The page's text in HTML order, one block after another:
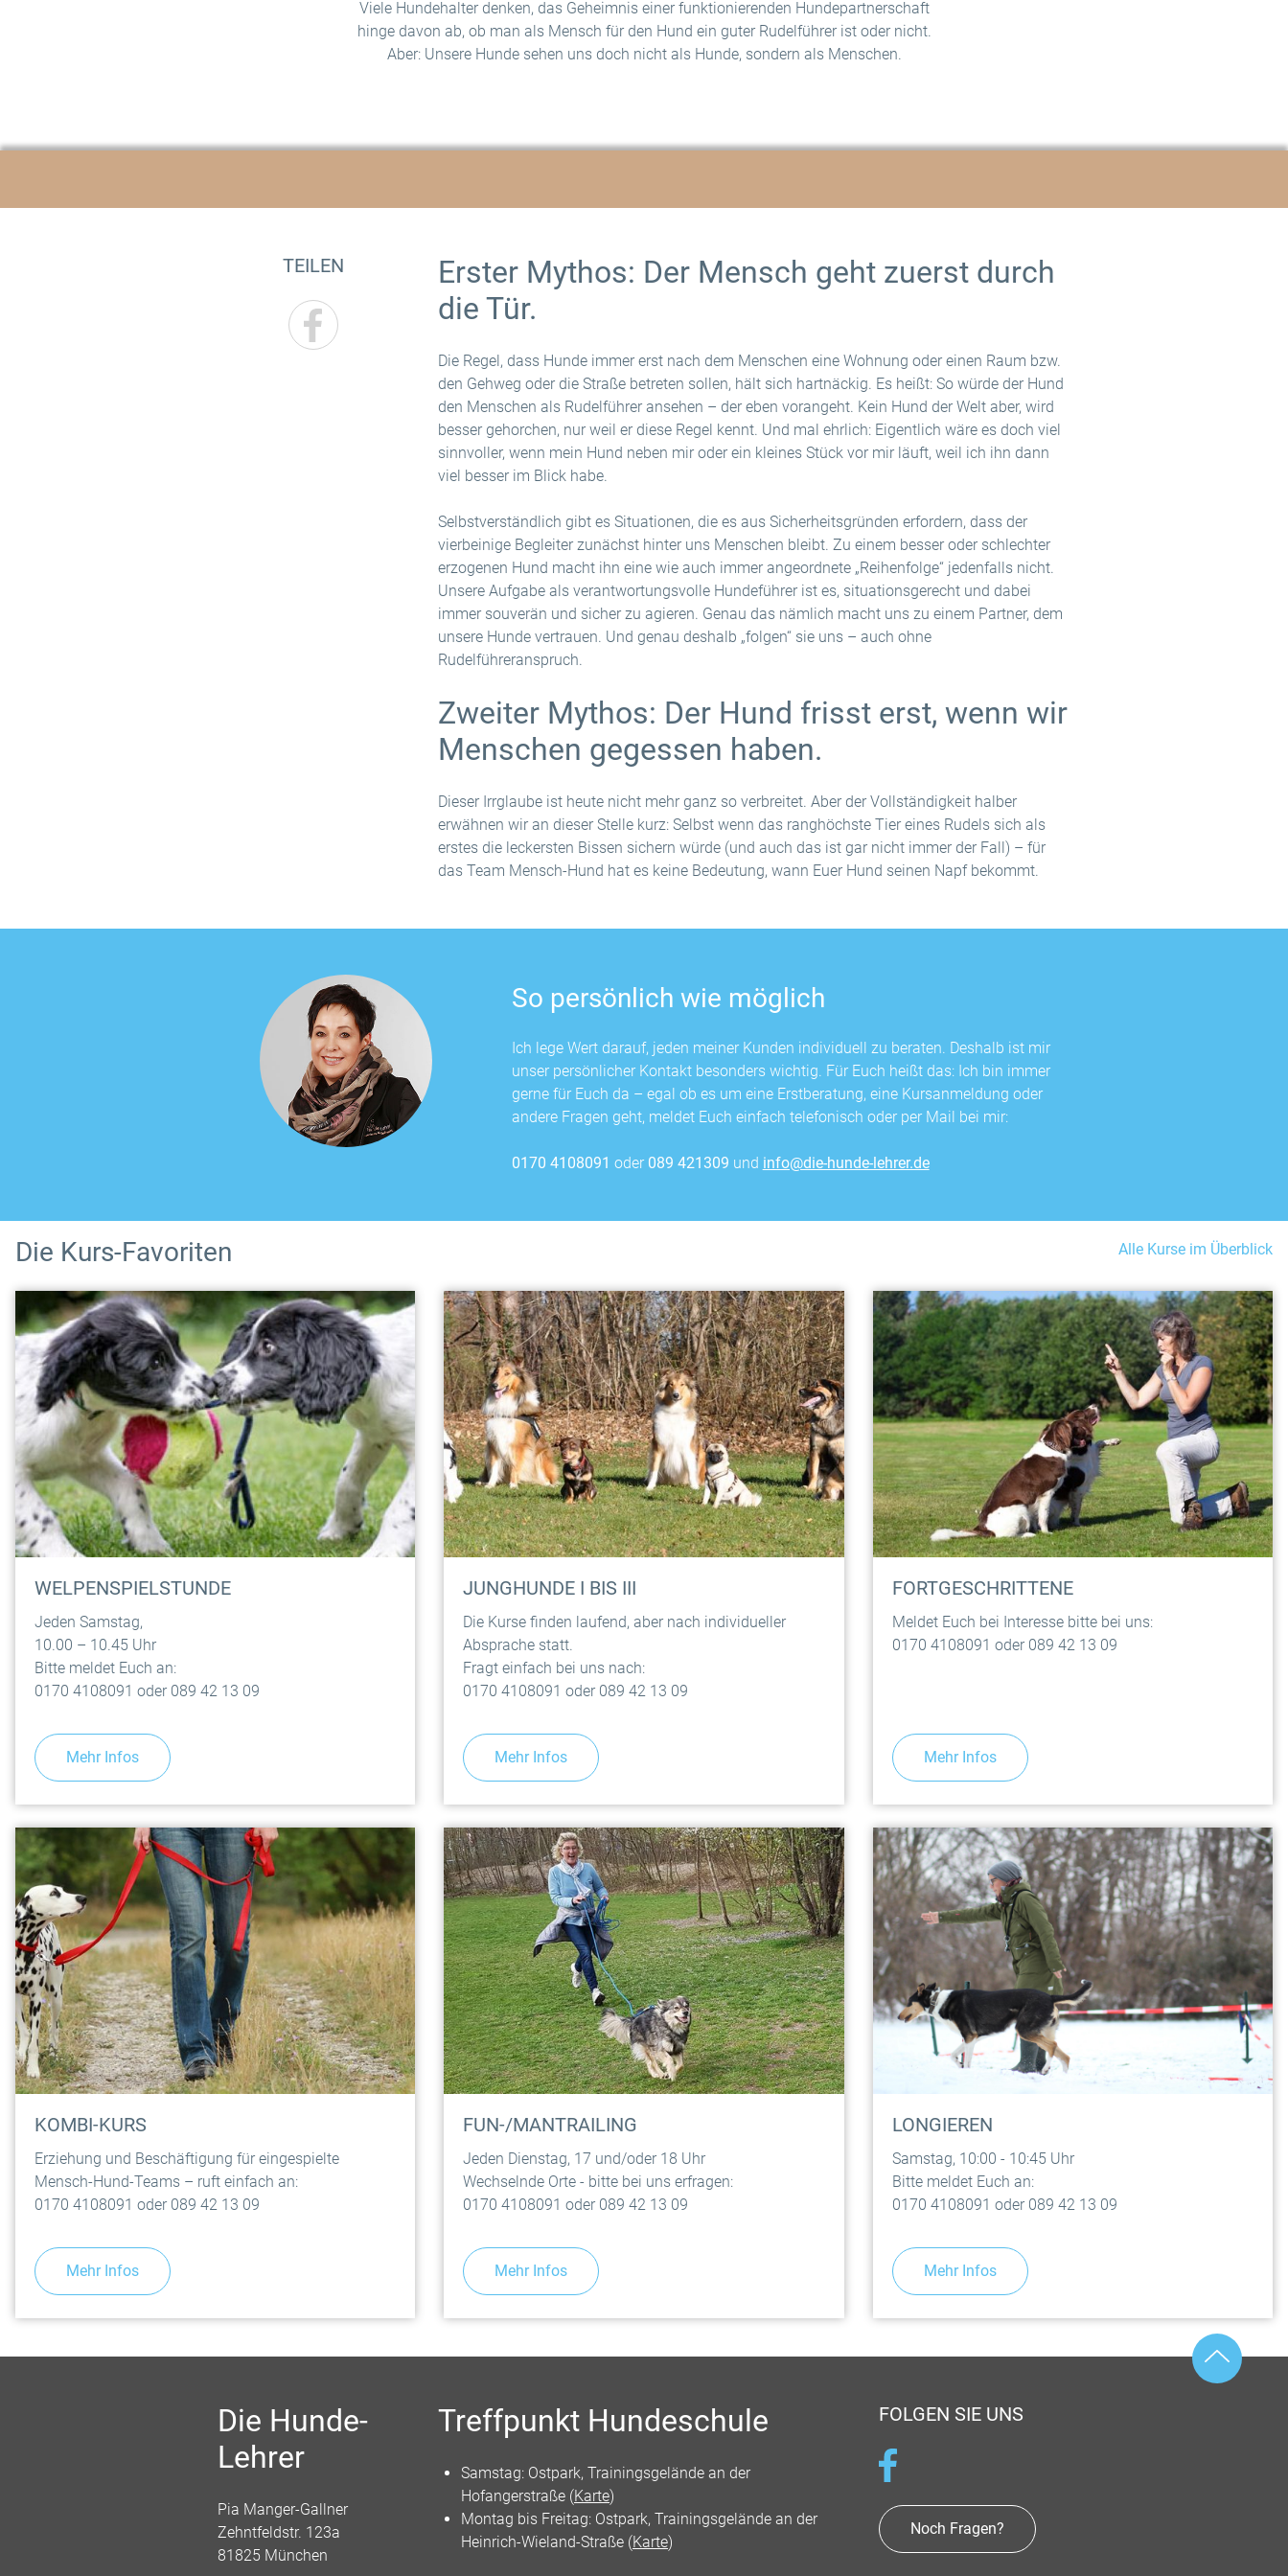
Viele Hundehalter denken, das Geheimnis einer funktionierenden Hundepartnerschaft
hinge davon ab, ob man als Mensch für den Hund ein guter Rudelführer ist oder nicht.
Aber: Unsere Hunde sehen uns doch nicht als Hunde, sondern als Menschen.
Erster Mythos: Der Mensch geht zuerst durch
die Tür.
Die Regel, dass Hunde immer erst nach dem Menschen eine Wohnung oder einen Raum bzw.
den Gehweg oder die Straße betreten sollen, hält sich hartnäckig. Es heißt: So würde der Hund
den Menschen als Rudelführer ansehen – der eben vorangeht. Kein Hund der Welt aber, wird
besser gehorchen, nur weil er diese Regel kennt. Und mal ehrlich: Eigentlich wäre es doch viel
sinnvoller, wenn mein Hund neben mir oder ein kleines Stück vor mir läuft, weil ich ihn dann
viel besser im Blick habe.
Selbstverständlich gibt es Situationen, die es aus Sicherheitsgründen erfordern, dass der
vierbeinige Begleiter zunächst hinter uns Menschen bleibt. Zu einem besser oder schlechter
erzogenen Hund macht ihn eine wie auch immer angeordnete „Reihenfolge“ jedenfalls nicht.
Unsere Aufgabe als verantwortungsvolle Hundeführer ist es, situationsgerecht und dabei
immer souverän und sicher zu agieren. Genau das nämlich macht uns zu einem Partner, dem
unsere Hunde vertrauen. Und genau deshalb „folgen“ sie uns – auch ohne
Rudelführeranspruch.
Zweiter Mythos: Der Hund frisst erst, wenn wir
Menschen gegessen haben.
Dieser Irrglaube ist heute nicht mehr ganz so verbreitet. Aber der Vollständigkeit halber
erwähnen wir an dieser Stelle kurz: Selbst wenn das ranghöchste Tier eines Rudels sich als
erstes die leckersten Bissen sichern würde (und auch das ist gar nicht immer der Fall) – für
das Team Mensch-Hund hat es keine Bedeutung, wann Euer Hund seinen Napf bekommt.
TEILEN
So persönlich wie möglich
Ich lege Wert darauf, jeden meiner Kunden individuell zu beraten. Deshalb ist mir
unser persönlicher Kontakt besonders wichtig. Für Euch heißt das: Ich bin immer
gerne für Euch da – egal ob es um eine Erstberatung, eine Kursanmeldung oder
andere Fragen geht, meldet Euch einfach telefonisch oder per Mail bei mir:
0170 4108091 oder 089 421309 und info@die-hunde-lehrer.de
Die Kurs-Favoriten Alle Kurse im Überblick
WELPENSPIELSTUNDE
Jeden Samstag,
10.00 – 10.45 Uhr
Bitte meldet Euch an:
0170 4108091 oder 089 42 13 09
Mehr Infos
JUNGHUNDE I BIS III
Die Kurse finden laufend, aber nach individueller
Absprache statt.
Fragt einfach bei uns nach:
0170 4108091 oder 089 42 13 09
Mehr Infos
FORTGESCHRITTENE
Meldet Euch bei Interesse bitte bei uns:
0170 4108091 oder 089 42 13 09
Mehr Infos
KOMBI-KURS
Erziehung und Beschäftigung für eingespielte
Mensch-Hund-Teams – ruft einfach an:
0170 4108091 oder 089 42 13 09
Mehr Infos
FUN-/MANTRAILING
Jeden Dienstag, 17 und/oder 18 Uhr
Wechselnde Orte - bitte bei uns erfragen:
0170 4108091 oder 089 42 13 09
Mehr Infos
LONGIEREN
Samstag, 10:00 - 10:45 Uhr
Bitte meldet Euch an:
0170 4108091 oder 089 42 13 09
Mehr Infos
Die Hunde-
Lehrer
Pia Manger-Gallner
Zehntfeldstr. 123a
81825 München
Treffpunkt Hundeschule
Samstag: Ostpark, Trainingsgelände an der
Hofangerstraße (Karte)
Montag bis Freitag: Ostpark, Trainingsgelände an der
Heinrich-Wieland-Straße (Karte)
FOLGEN SIE UNS
Noch Fragen?